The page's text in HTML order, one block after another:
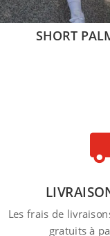
SHORT
Les frais de
gratuits à